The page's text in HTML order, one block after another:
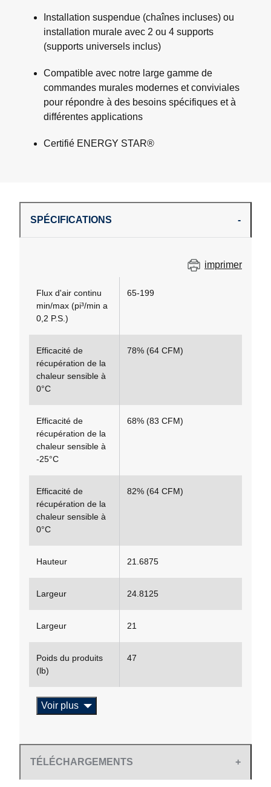
Installation suspendue (chaînes incluses) ou
installation murale avec 2 ou 4 supports
(supports universels inclus)
Compatible avec notre large gamme de
commandes murales modernes et conviviales
pour répondre à des besoins spécifiques et à
différentes applications
Certifié ENERGY STAR®
SPÉCIFICATIONS
imprimer
Flux d'air continu
min/max (pi³/min a
0,2 P.S.)
65-199
Efficacité de
récupération de la
chaleur sensible à
0°C
78% (64 CFM)
Efficacité de
récupération de la
chaleur sensible à
-25°C
68% (83 CFM)
Efficacité de
récupération de la
chaleur sensible à
0°C
82% (64 CFM)
Hauteur 21.6875
Largeur 24.8125
Largeur 21
Poids du produits
(lb)
47
Voir plus
TÉLÉCHARGEMENTS